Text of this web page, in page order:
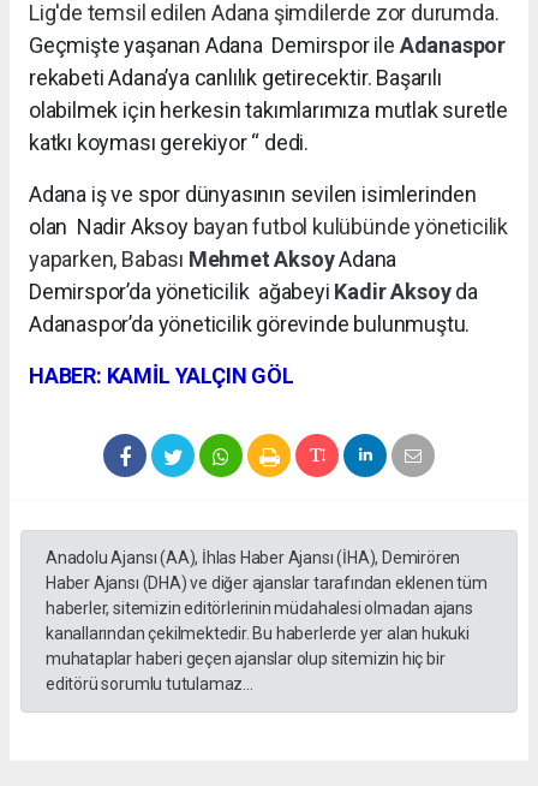
Lig'de temsil edilen Adana şimdilerde zor durumda.
Geçmişte yaşanan Adana Demirspor ile Adanaspor
rekabeti Adana’ya canlılık getirecektir. Başarılı
olabilmek için herkesin takımlarımıza mutlak suretle
katkı koyması gerekiyor “ dedi.
Adana iş ve spor dünyasının sevilen isimlerinden
olan Nadir Aksoy bayan futbol kulübünde yöneticilik
yaparken, Babası Mehmet AksoyAdana
Demirspor’da yöneticilik ağabeyi Kadir Aksoyda
Adanaspor’da yöneticilik görevinde bulunmuştu.
HABER: KAMİL YALÇIN GÖL
Anadolu Ajansı (AA), İhlas Haber Ajansı (İHA), Demirören
Haber Ajansı (DHA) ve diğer ajanslar tarafından eklenen tüm
haberler, sitemizin editörlerinin müdahalesi olmadan ajans
kanallarından çekilmektedir. Bu haberlerde yer alan hukuki
muhataplar haberi geçen ajanslar olup sitemizin hiç bir
editörü sorumlu tutulamaz...